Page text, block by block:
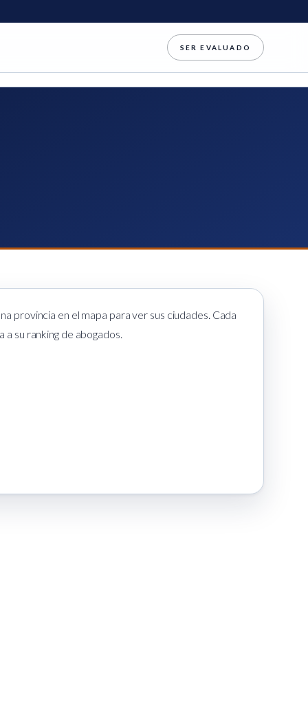
SER EVALUADO
provincia en el mapa para ver sus ciudades. Cada
a su ranking de abogados.